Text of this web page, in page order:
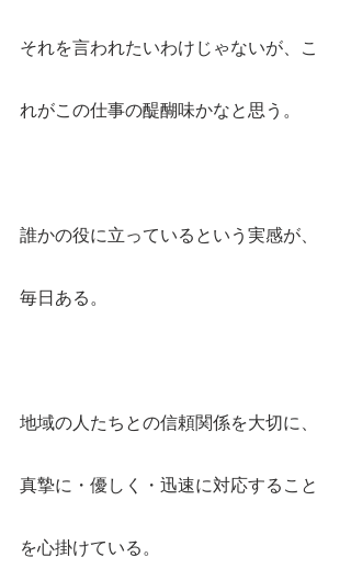
それを言われたいわけじゃないが、こ
れがこの仕事の醍醐味かなと思う。
誰かの役に立っているという実感が、
毎日ある。
地域の人たちとの信頼関係を大切に、
真摯に・優しく・迅速に対応すること
を心掛けている。